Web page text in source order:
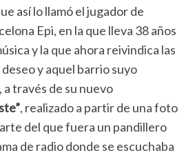
así lo llamó el jugador de
Epi, en la que lleva 38 años
y la que ahora reivindica las
y aquel barrio suyo
través de su nuevo
, realizado a partir de una foto
del que fuera un pandillero
de radio donde se escuchaba